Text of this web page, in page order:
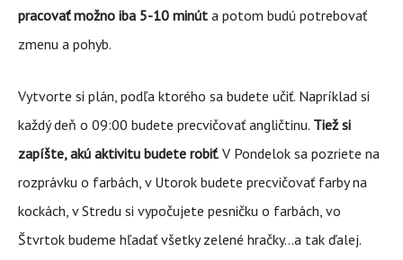
pracovať možno iba 5-10 minút a potom budú potrebovať
zmenu a pohyb.
Vytvorte si plán, podľa ktorého sa budete učiť. Napríklad si
každý deň o 09:00 budete precvičovať angličtinu. Tiež si
zapíšte, akú aktivitu budete robiť. V Pondelok sa pozriete na
rozprávku o farbách, v Utorok budete precvičovať farby na
kockách, v Stredu si vypočujete pesničku o farbách, vo
Štvrtok budeme hľadať všetky zelené hračky…a tak ďalej.